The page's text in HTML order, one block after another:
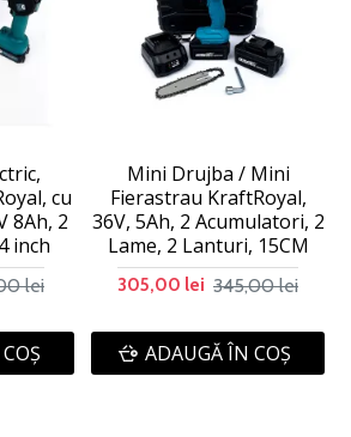
cu
8Ah, 2
inch
lei
Mini Drujba / Mini
Fierastrau KraftRoyal,
36V, 5Ah, 2 Acumulatori, 2
Lame, 2 Lanturi, 15CM
305,00 lei 345,00 lei
ADAUGĂ ÎN COŞ